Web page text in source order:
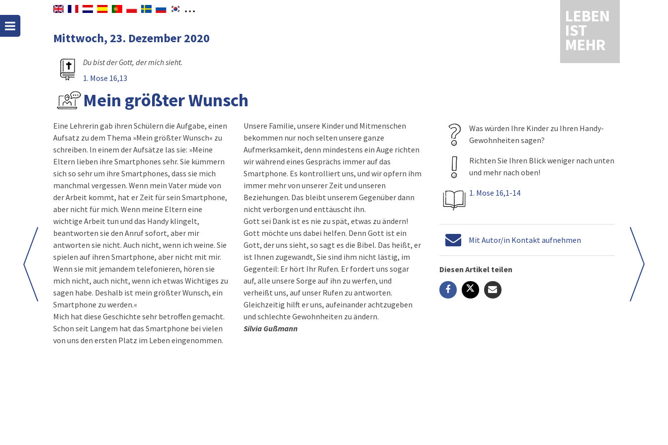
LEBEN
IST
MEHR
Mittwoch, 23. Dezember 2020
Du bist der Gott, der mich sieht.
1. Mose 16,13
Mein größter Wunsch
Eine Lehrerin gab ihren Schülern die Aufgabe, einen
Aufsatz zu dem Thema »Mein größter Wunsch« zu
schreiben. In einem der Aufsätze las sie: »Meine
Eltern lieben ihre Smartphones sehr. Sie kümmern
sich so sehr um ihre Smartphones, dass sie mich
manchmal vergessen. Wenn mein Vater müde von
der Arbeit kommt, hat er Zeit für sein Smartphone,
aber nicht für mich. Wenn meine Eltern eine
wichtige Arbeit tun und das Handy klingelt,
beantworten sie den Anruf sofort, aber mir
antworten sie nicht. Auch nicht, wenn ich weine. Sie
spielen auf ihren Smartphone, aber nicht mit mir.
Wenn sie mit jemandem telefonieren, hören sie
mich nicht, auch nicht, wenn ich etwas Wichtiges zu
sagen habe. Deshalb ist mein größter Wunsch, ein
Smartphone zu werden.«
Mich hat diese Geschichte sehr betroffen gemacht.
Schon seit Langem hat das Smartphone bei vielen
von uns den ersten Platz im Leben eingenommen.
Unsere Familie, unsere Kinder und Mitmenschen
bekommen nur noch selten unsere ganze
Aufmerksamkeit, denn mindestens ein Auge richten
wir während eines Gesprächs immer auf das
Smartphone. Es kontrolliert uns, und wir opfern ihm
immer mehr von unserer Zeit und unseren
Beziehungen. Das bleibt unserem Gegenüber dann
nicht verborgen und enttäuscht ihn.
Gott sei Dank ist es nie zu spät, etwas zu ändern!
Gott möchte uns dabei helfen. Denn Gott ist ein
Gott, der uns sieht, so sagt es die Bibel. Das heißt, er
ist Ihnen zugewandt, Sie sind ihm nicht lästig, im
Gegenteil: Er hört Ihr Rufen. Er fordert uns sogar
auf, alle unsere Sorge auf ihn zu werfen, und
verheißt uns, auf unser Rufen zu antworten.
Gleichzeitig hilft er uns, aufeinander achtzugeben
und schlechte Gewohnheiten zu ändern.
Silvia Gußmann
Was würden Ihre Kinder zu Ihren Handy-
Gewohnheiten sagen?
Richten Sie Ihren Blick weniger nach unten
und mehr nach oben!
1. Mose 16,1-14
Mit Autor/in Kontakt aufnehmen
Diesen Artikel teilen